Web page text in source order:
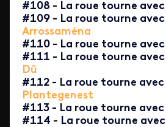
#108 - La roue tourne avec
#109 - La roue tourne avec
Arrossaména
#110 - La roue tourne avec
#111 - La roue tourne avec
Dû
#112 - La roue tourne avec
Plantegenest
#113 - La roue tourne avec
#114 - La roue tourne avec